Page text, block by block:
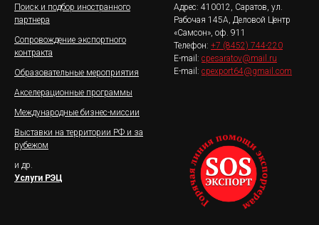
Поиск и подбор иностранного
партнера
Сопровождение экспортного
контракта
Образовательные мероприятия
Акселерационные программы
Международные бизнес-миссии
Выставки на территории РФ и за
рубежом
и др.
Услуги РЭЦ
Адрес: 410012, Саратов, ул.
Рабочая 145А, Деловой Центр
«Самсон», оф. 911
Телефон: +7 (8452) 744-220
E-mail: cpesaratov@mail.ru
E-mail: cpexport64@gmail.com